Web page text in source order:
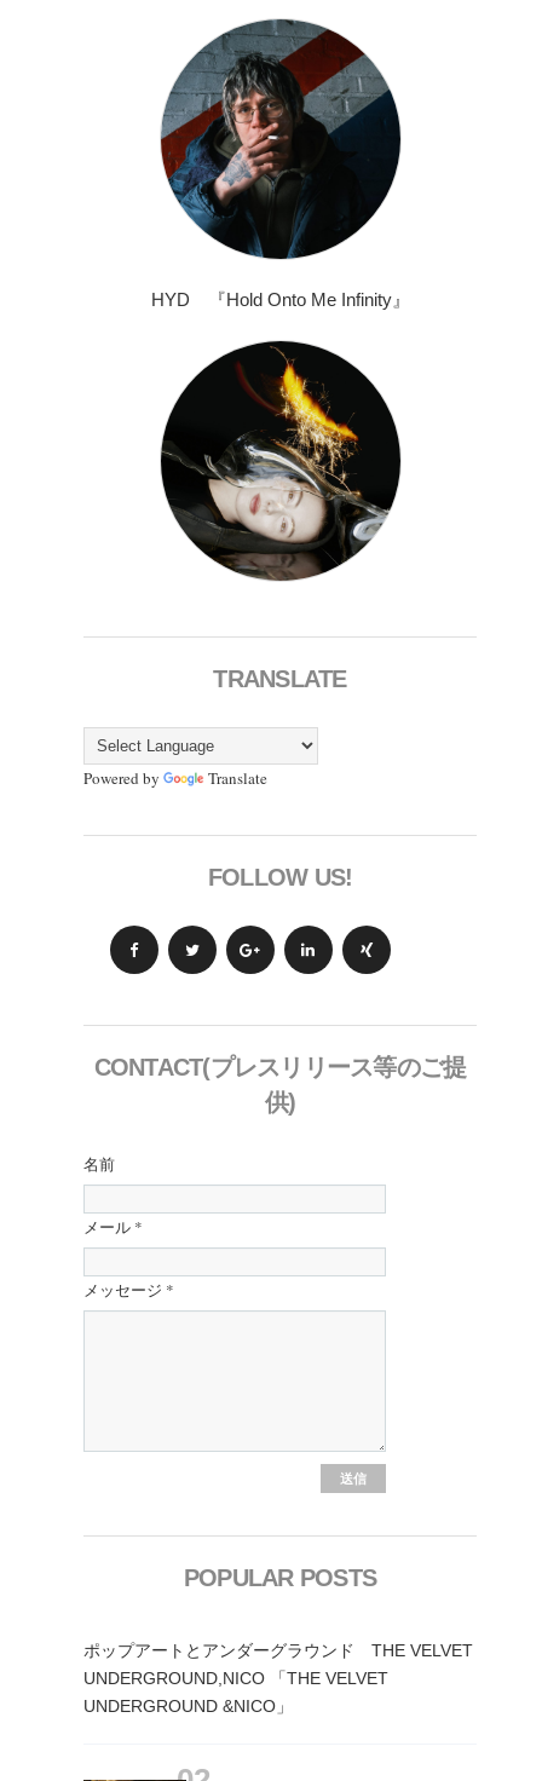
HYD 『Hold Onto Me Infinity』
TRANSLATE
Powered by Translate
FOLLOW US!
CONTACT(プレスリリース等のご提
供)
名前
メール *
メッセージ *
POPULAR POSTS
ポップアートとアンダーグラウンド THE VELVET
UNDERGROUND,NICO 「THE VELVET
UNDERGROUND &NICO」